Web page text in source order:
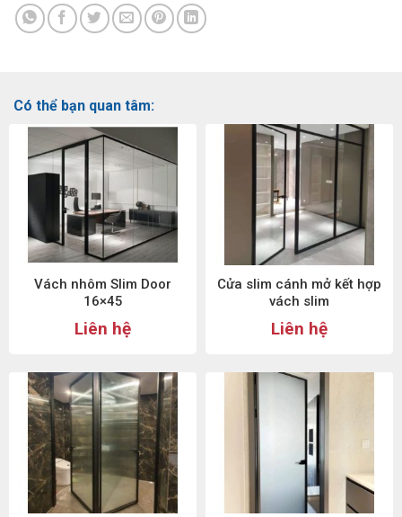
Có thể bạn quan tâm:
Vách nhôm Slim Door
16×45
Liên hệ
Cửa slim cánh mở kết hợp
vách slim
Liên hệ